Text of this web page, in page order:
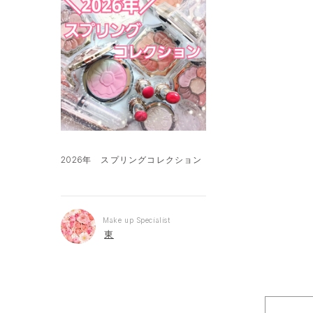
2026年 スプリングコレクション
Make up Specialist
東